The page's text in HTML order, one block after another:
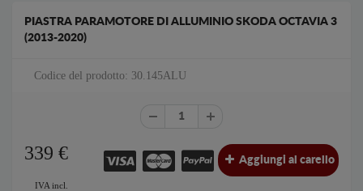
PIASTRA PARAMOTORE DI ALLUMINIO SKODA OCTAVIA 3
(2013-2020)
Codice del prodotto: 30.145ALU
339 €
IVA incl.
Aggiungi al carello